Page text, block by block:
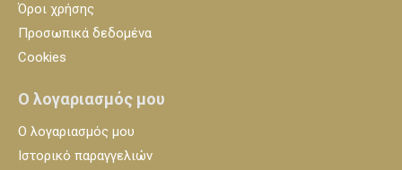
Όροι χρήσης
Προσωπικά δεδομένα
Cookies
Ο λογαριασμός μου
Ο λογαριασμός μου
Ιστορικό παραγγελιών